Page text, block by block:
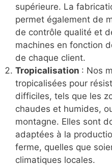
supérieure. La
permet également de
de contrôle qualité et
machines en fonction
de chaque client.
Tropicalisation : Nos
tropicalisées pour
difficiles, tels que les
chaudes et humides,
montagne. Elles sont
adaptées à la
ferme, quelles que
climatiques locales.